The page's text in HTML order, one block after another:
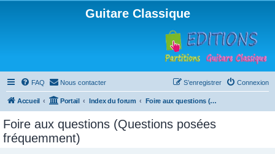
Guitare Classique
FAQ Nous contacter Connexion
S’enregistrer
Accueil Portail Index du forum Foire aux questions (Questions posées fréquemment)
Foire aux questions (Questions posées
fréquemment)